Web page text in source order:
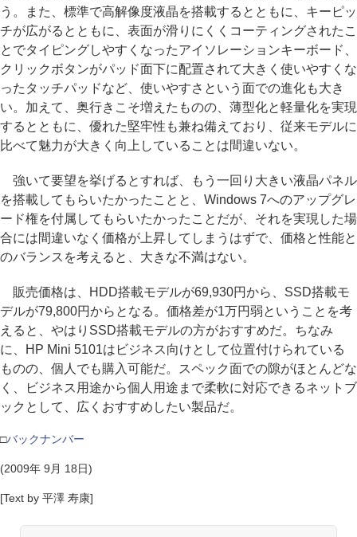
う。また、標準で高解像度液晶を搭載するとともに、キーピッ
チが広がるとともに、表面が滑りにくくコーティングされたこ
とでタイピングしやすくなったアイソレーションキーボード、
クリックボタンがパッド面下に配置されて大きく使いやすくな
ったタッチパッドなど、使いやすさという面での進化も大き
い。加えて、奥行きこそ増えたものの、薄型化と軽量化を実現
するとともに、優れた堅牢性も兼ね備えており、従来モデルに
比べて魅力が大きく向上していることは間違いない。
強いて要望を挙げるとすれば、もう一回り大きい液晶パネル
を搭載してもらいたかったことと、Windows 7へのアップグレ
ード権を付属してもらいたかったことだが、それを実現した場
合には間違いなく価格が上昇してしまうはずで、価格と性能と
のバランスを考えると、大きな不満はない。
販売価格は、HDD搭載モデルが69,930円から、SSD搭載モ
デルが79,800円からとなる。価格差が1万円弱ということを考
えると、やはりSSD搭載モデルの方がおすすめだ。ちなみ
に、HP Mini 5101はビジネス向けとして位置付けられている
ものの、個人でも購入可能だ。スペック面での隙がほとんどな
く、ビジネス用途から個人用途まで柔軟に対応できるネットブ
ックとして、広くおすすめしたい製品だ。
□バックナンバー
(2009年 9月 18日)
[Text by 平澤 寿康]